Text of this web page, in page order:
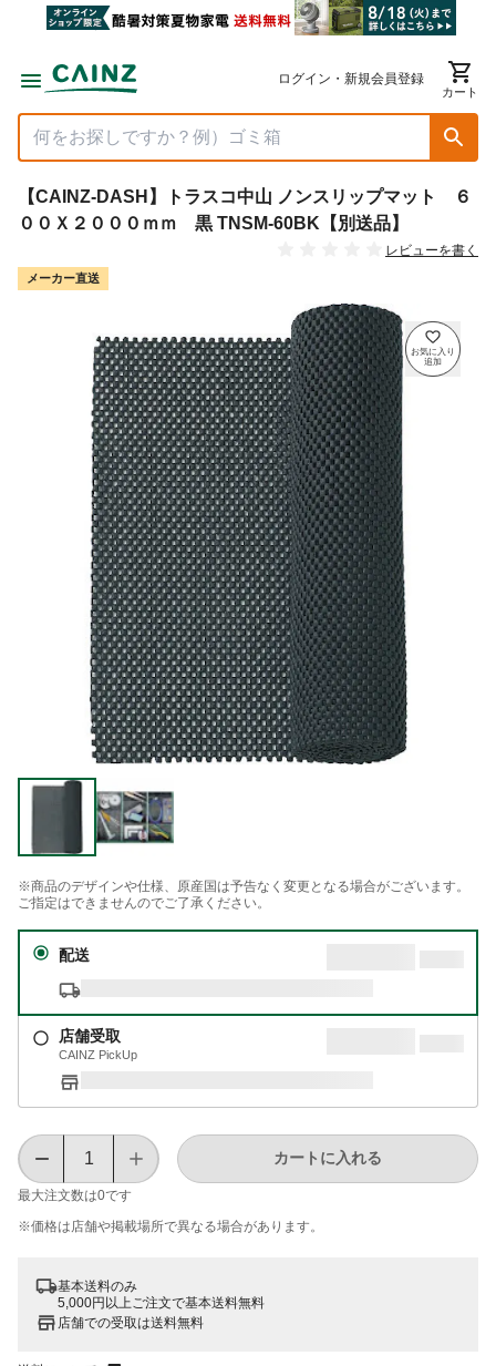
ログイン・新規会員登録
カート
【CAINZ-DASH】トラスコ中山 ノンスリップマット ６
００Ｘ２０００ｍｍ 黒 TNSM-60BK【別送品】
レビューを書く
メーカー直送
※商品のデザインや仕様、原産国は予告なく変更となる場合がございます。
ご指定はできませんのでご了承ください。
配送
店舗受取
CAINZ PickUp
最大注文数は0です
カートに入れる
※価格は​店舗や​掲載場所で​異なる​場合が​あります。
基本送料のみ
5,000円以上ご注文で基本送料無料
店舗での受取は送料無料